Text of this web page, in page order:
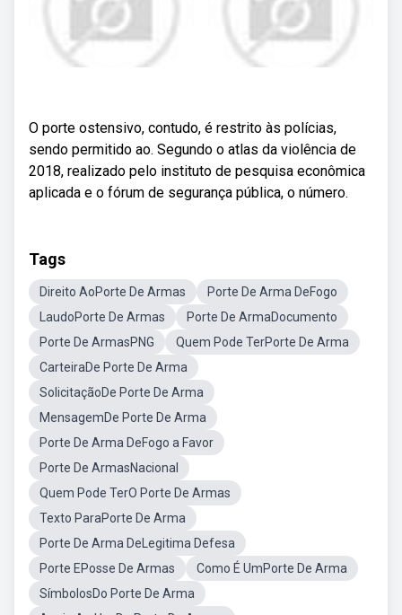
O porte ostensivo, contudo, é restrito às polícias,
sendo permitido ao. Segundo o atlas da violência de
2018, realizado pelo instituto de pesquisa econômica
aplicada e o fórum de segurança pública, o número.
Tags
Direito AoPorte De Armas
Porte De Arma DeFogo
LaudoPorte De Armas
Porte De ArmaDocumento
Porte De ArmasPNG
Quem Pode TerPorte De Arma
CarteiraDe Porte De Arma
SolicitaçãoDe Porte De Arma
MensagemDe Porte De Arma
Porte De Arma DeFogo a Favor
Porte De ArmasNacional
Quem Pode TerO Porte De Armas
Texto ParaPorte De Arma
Porte De Arma DeLegitima Defesa
Porte EPosse De Armas
Como É UmPorte De Arma
SímbolosDo Porte De Arma